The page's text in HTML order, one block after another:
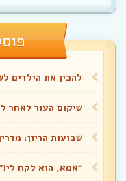
להכין את הילדים
שיקום העור לאחר
שבועות הריון:
“אמא, הוא לקח